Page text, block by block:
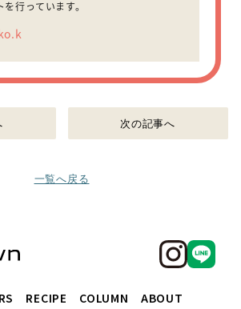
行っています。
一覧へ戻る
次の記事へ
RECIPE COLUMN
ABOUT